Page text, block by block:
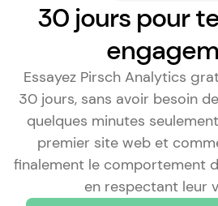
30 jours pour
Essayez Pirsch Analytics
30 jours, sans avoir besoin
quelques minutes
premier site web et
finalement le comportement
en respectant leur